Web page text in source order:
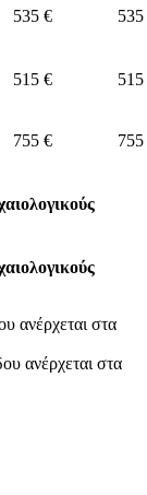
535 €
515 €
755 €
ανέρχεται στα
ανέρχεται στα